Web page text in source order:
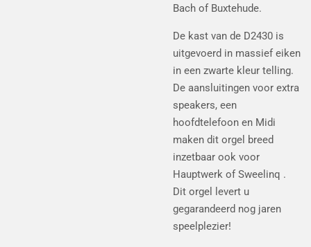
Bach of Buxtehude.
De kast van de D2430 is
uitgevoerd in massief eiken
in een zwarte kleur telling.
De aansluitingen voor extra
speakers, een
hoofdtelefoon en Midi
maken dit orgel breed
inzetbaar ook voor
Hauptwerk of Sweelinq .
Dit orgel levert u
gegarandeerd nog jaren
speelplezier!